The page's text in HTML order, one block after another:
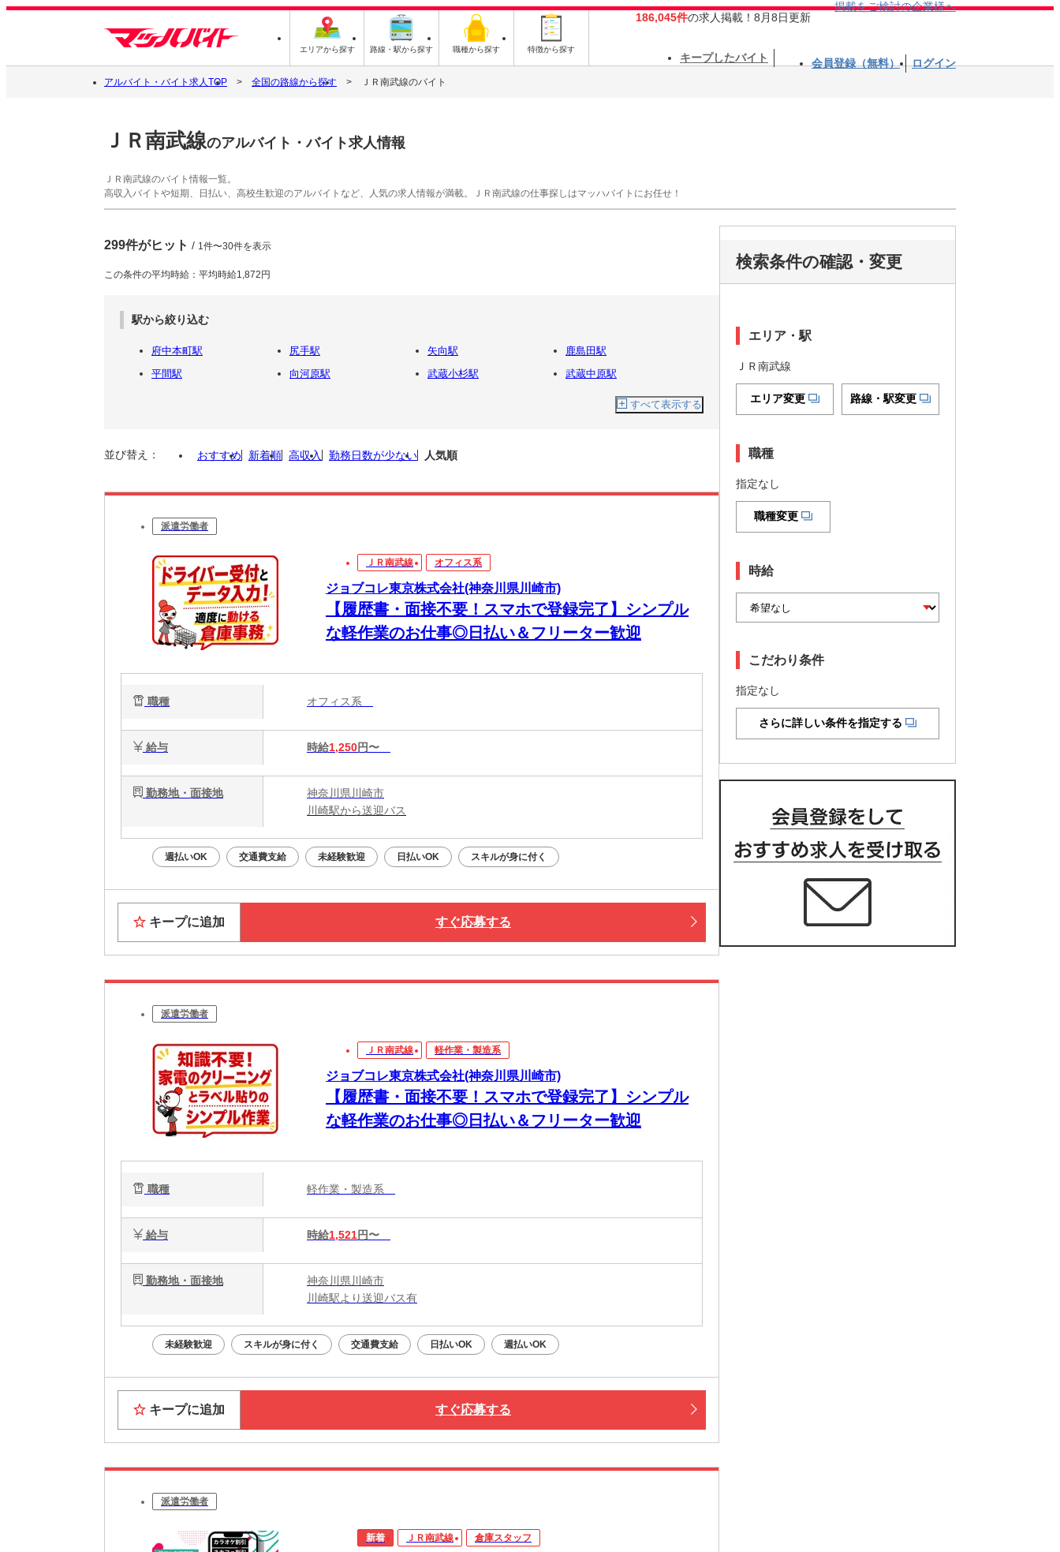
エリアから探す 路線・駅から探す 職種から探す 特徴から探す
186,045件の求人掲載！8月8日更新
掲載をご検討の企業様へ
キープしたバイト 会員登録（無料） ログイン
アルバイト・バイト求人TOP 全国の路線から探す ＪＲ南武線のバイト
ＪＲ南武線のアルバイト・バイト求人情報
ＪＲ南武線のバイト情報一覧。
高収入バイトや短期、日払い、高校生歓迎のアルバイトなど、人気の求人情報が満載。ＪＲ南武線の仕事探しはマッハバイトにお任せ！
299件がヒット / 1件〜30件を表示
この条件の平均時給：平均時給1,872円
駅から絞り込む
府中本町駅 尻手駅 矢向駅
鹿島田駅
平間駅
向河原駅 武蔵小杉駅 武蔵中原駅
すべて表示する
並び替え： おすすめ 新着順 高収入 勤務日数が少ない 人気順
派遣労働者
ＪＲ南武線 オフィス系
ジョブコレ東京株式会社(神奈川県川崎市)
【履歴書・面接不要！スマホで登録完了】シンプル
な軽作業のお仕事◎日払い＆フリーター歓迎
職種 オフィス系
給与 時給1,250円〜
勤務地・面接地
神奈川県川崎市
川崎駅から送迎バス
週払いOK 交通費支給 未経験歓迎 日払いOK スキルが身に付く
キープに追加 すぐ応募する
派遣労働者
ＪＲ南武線 軽作業・製造系
ジョブコレ東京株式会社(神奈川県川崎市)
【履歴書・面接不要！スマホで登録完了】シンプル
な軽作業のお仕事◎日払い＆フリーター歓迎
職種 軽作業・製造系
給与 時給1,521円〜
勤務地・面接地
神奈川県川崎市
川崎駅より送迎バス有
未経験歓迎 スキルが身に付く 交通費支給 日払いOK 週払いOK
キープに追加 すぐ応募する
派遣労働者
新着 ＪＲ南武線 倉庫スタッフ
検索条件の確認・変更
エリア・駅
ＪＲ南武線
エリア変更 路線・駅変更
職種
指定なし
職種変更
時給
こだわり条件
指定なし
さらに詳しい条件を指定する